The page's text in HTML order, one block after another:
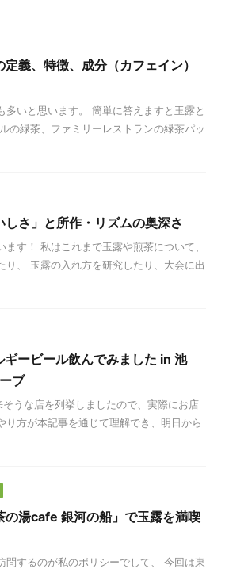
義、特徴、成分（カフェイン）
いと思います。 簡単に答えますと玉露と
の緑茶、ファミリーレストランの緑茶パッ
さ」と所作・リズムの奥深さ
す！ 私はこれまで玉露や煎茶について、
、 玉露の入れ方を研究したり、大会に出
ービール飲んでみました in 池
ブ
うな店を列挙しましたので、実際にお店
方が本記事を通じて理解でき、明日から
湯cafe 銀河の船」で玉露を満喫
するのが私のポリシーでして、 今回は東